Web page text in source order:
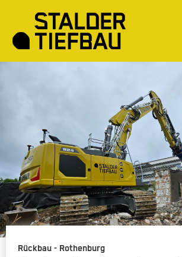
Rückbau - Rothenburg